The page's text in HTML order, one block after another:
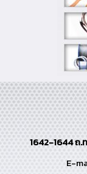
1642-1644 ถ
E-